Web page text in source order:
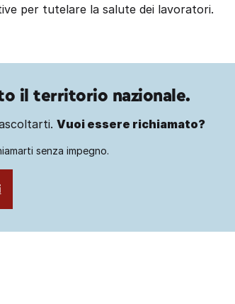
per tutelare la salute dei lavoratori.
il territorio nazionale.
Vuoi essere richiamato?
senza impegno.